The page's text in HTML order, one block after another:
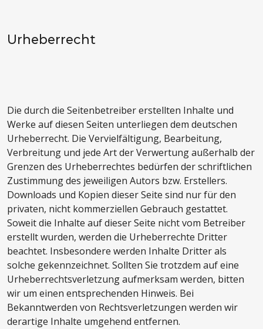
Urheberrecht
Die durch die Seitenbetreiber erstellten Inhalte und
Werke auf diesen Seiten unterliegen dem deutschen
Urheberrecht. Die Vervielfältigung, Bearbeitung,
Verbreitung und jede Art der Verwertung außerhalb der
Grenzen des Urheberrechtes bedürfen der schriftlichen
Zustimmung des jeweiligen Autors bzw. Erstellers.
Downloads und Kopien dieser Seite sind nur für den
privaten, nicht kommerziellen Gebrauch gestattet.
Soweit die Inhalte auf dieser Seite nicht vom Betreiber
erstellt wurden, werden die Urheberrechte Dritter
beachtet. Insbesondere werden Inhalte Dritter als
solche gekennzeichnet. Sollten Sie trotzdem auf eine
Urheberrechtsverletzung aufmerksam werden, bitten
wir um einen entsprechenden Hinweis. Bei
Bekanntwerden von Rechtsverletzungen werden wir
derartige Inhalte umgehend entfernen.